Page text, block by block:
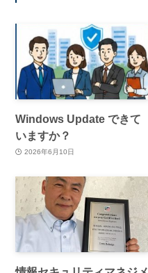
Windows Update できて
いますか？
2026年6月10日